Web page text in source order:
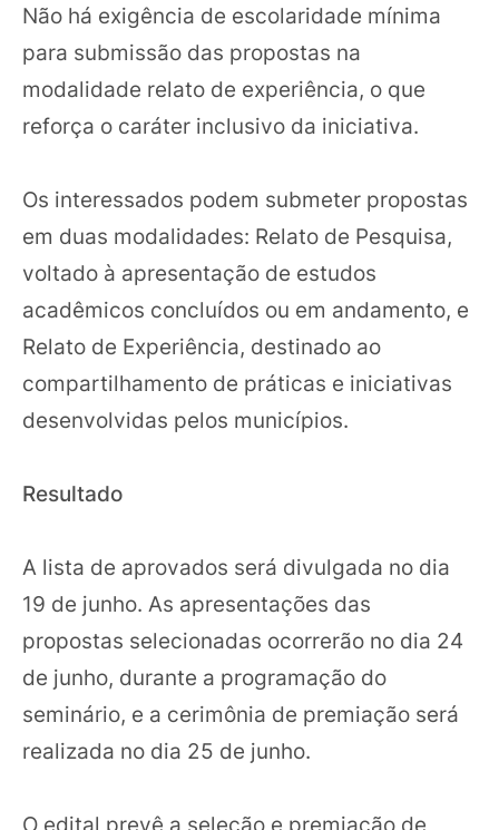
Não há exigência de escolaridade mínima
para submissão das propostas na
modalidade relato de experiência, o que
reforça o caráter inclusivo da iniciativa.
Os interessados podem submeter propostas
em duas modalidades: Relato de Pesquisa,
voltado à apresentação de estudos
acadêmicos concluídos ou em andamento, e
Relato de Experiência, destinado ao
compartilhamento de práticas e iniciativas
desenvolvidas pelos municípios.
Resultado
A lista de aprovados será divulgada no dia
19 de junho. As apresentações das
propostas selecionadas ocorrerão no dia 24
de junho, durante a programação do
seminário, e a cerimônia de premiação será
realizada no dia 25 de junho.
O edital prevê a seleção e premiação de